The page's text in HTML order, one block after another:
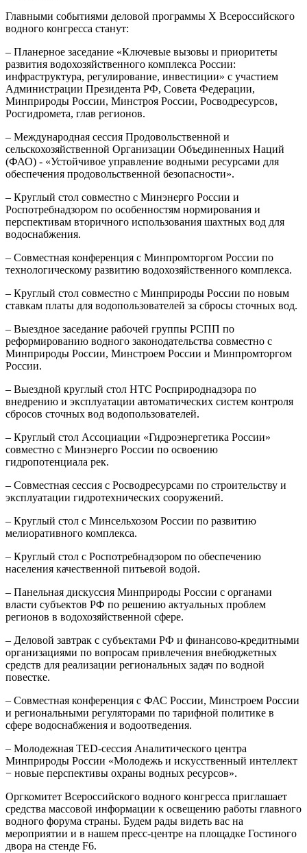
Главными событиями деловой программы X Всероссийского
водного конгресса станут:
– Планерное заседание «Ключевые вызовы и приоритеты
развития водохозяйственного комплекса России:
инфраструктура, регулирование, инвестиции» с участием
Администрации Президента РФ, Совета Федерации,
Минприроды России, Минстроя России, Росводресурсов,
Росгидромета, глав регионов.
– Международная сессия Продовольственной и
сельскохозяйственной Организации Объединенных Наций
(ФАО) - «Устойчивое управление водными ресурсами для
обеспечения продовольственной безопасности».
– Круглый стол совместно с Минэнерго России и
Роспотребнадзором по особенностям нормирования и
перспективам вторичного использования шахтных вод для
водоснабжения.
– Совместная конференция с Минпромторгом России по
технологическому развитию водохозяйственного комплекса.
– Круглый стол совместно с Минприроды России по новым
ставкам платы для водопользователей за сбросы сточных вод.
– Выездное заседание рабочей группы РСПП по
реформированию водного законодательства совместно с
Минприроды России, Минстроем России и Минпромторгом
России.
– Выездной круглый стол НТС Росприроднадзора по
внедрению и эксплуатации автоматических систем контроля
сбросов сточных вод водопользователей.
– Круглый стол Ассоциации «Гидроэнергетика России»
совместно с Минэнерго России по освоению
гидропотенциала рек.
– Совместная сессия с Росводресурсами по строительству и
эксплуатации гидротехнических сооружений.
– Круглый стол с Минсельхозом России по развитию
мелиоративного комплекса.
– Круглый стол с Роспотребнадзором по обеспечению
населения качественной питьевой водой.
– Панельная дискуссия Минприроды России с органами
власти субъектов РФ по решению актуальных проблем
регионов в водохозяйственной сфере.
– Деловой завтрак с субъектами РФ и финансово-кредитными
организациями по вопросам привлечения внебюджетных
средств для реализации региональных задач по водной
повестке.
– Совместная конференция с ФАС России, Минстроем России
и региональными регуляторами по тарифной политике в
сфере водоснабжения и водоотведения.
– Молодежная TED-сессия Аналитического центра
Минприроды России «Молодежь и искусственный интеллект
− новые перспективы охраны водных ресурсов».
Оргкомитет Всероссийского водного конгресса приглашает
средства массовой информации к освещению работы главного
водного форума страны. Будем рады видеть вас на
мероприятии и в нашем пресс-центре на площадке Гостиного
двора на стенде F6.